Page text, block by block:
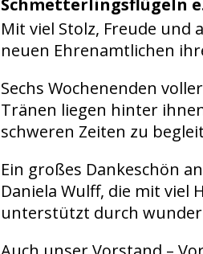
Mit viel Stolz, Freude
neuen Ehrenamtlichen
Sechs Wochenenden
Tränen liegen hinter
schweren Zeiten zu
Ein großes Dankeschön
Daniela Wulff, die mit viel
unterstützt durch